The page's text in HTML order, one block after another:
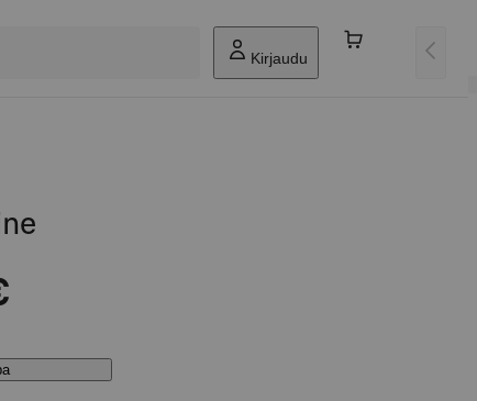
Kirjaudu